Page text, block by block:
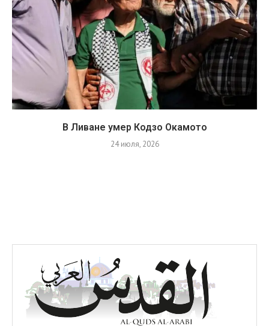
В Ливане умер Кодзо Окамото
24 июля, 2026